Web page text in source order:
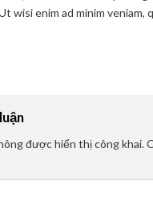
wisi enim ad minim
được hiển thị công khai.